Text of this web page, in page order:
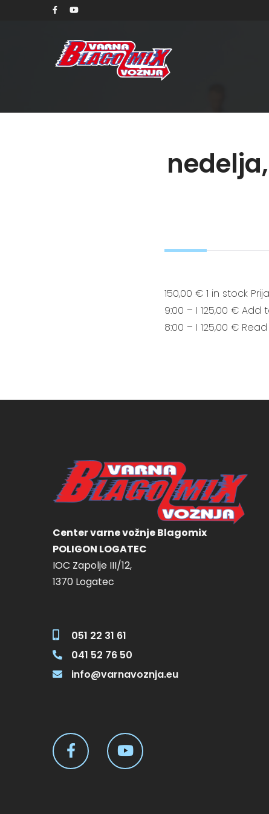
150,00 € 1 in stock
9:00 – I 125,00 €
8:00 – I 125,00 €
Center varne vožnje Blagomix
POLIGON LOGATEC
IOC Zapolje III/12,
1370 Logatec
051 22 31 61
041 52 76 50
info@varnavoznja.eu